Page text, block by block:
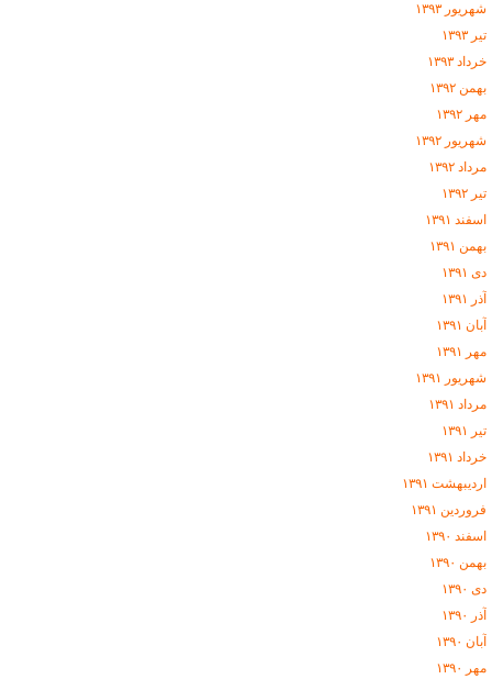
شهریور ۱۳۹۳
تیر ۱۳۹۳
خرداد ۱۳۹۳
بهمن ۱۳۹۲
مهر ۱۳۹۲
شهریور ۱۳۹۲
مرداد ۱۳۹۲
تیر ۱۳۹۲
اسفند ۱۳۹۱
بهمن ۱۳۹۱
دی ۱۳۹۱
آذر ۱۳۹۱
آبان ۱۳۹۱
مهر ۱۳۹۱
شهریور ۱۳۹۱
مرداد ۱۳۹۱
تیر ۱۳۹۱
خرداد ۱۳۹۱
اردیبهشت ۱۳۹۱
فروردین ۱۳۹۱
اسفند ۱۳۹۰
بهمن ۱۳۹۰
دی ۱۳۹۰
آذر ۱۳۹۰
آبان ۱۳۹۰
مهر ۱۳۹۰